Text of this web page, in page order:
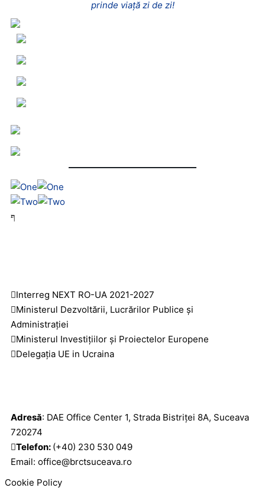
prinde viață zi de zi!
Interreg NEXT RO-UA 2021-2027
Ministerul Dezvoltării, Lucrărilor Publice și
Administrației
Ministerul Investițiilor și Proiectelor Europene
Delegația UE in Ucraina
Adresă: DAE Office Center 1, Strada Bistriței 8A, Suceava
720274
Telefon: (+40) 230 530 049
Email: office@brctsuceava.ro
Cookie Policy